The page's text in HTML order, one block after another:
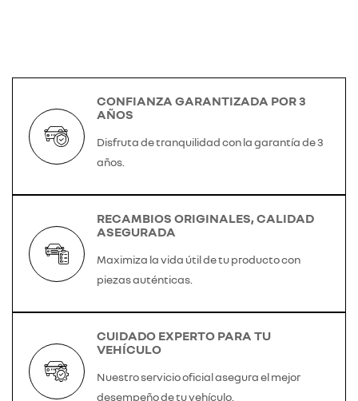
CONFIANZA GARANTIZADA POR 3
AÑOS
Disfruta de tranquilidad con la garantía de 3
años.
RECAMBIOS ORIGINALES, CALIDAD
ASEGURADA
Maximiza la vida útil de tu producto con
piezas auténticas.
CUIDADO EXPERTO PARA TU
VEHÍCULO
Nuestro servicio oficial asegura el mejor
desempeño de tu vehículo.